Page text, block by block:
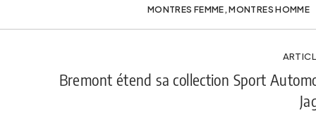
MONTRES FEMME ,MONTRES HOMME
Bremont étend sa collection Sport